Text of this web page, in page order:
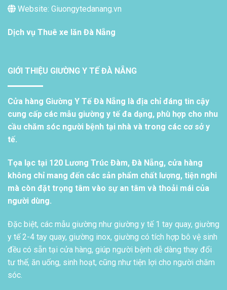
Website: Giuongytedanang.vn
Dịch vụ Thuê xe lăn Đà Nẵng
GIỚI THIỆU GIƯỜNG Y TẾ ĐÀ NẴNG
Cửa hàng Giường Y Tế Đà Nẵng là địa chỉ đáng tin cậy
cung cấp các mẫu giường y tế đa dạng, phù hợp cho nhu
cầu chăm sóc người bệnh tại nhà và trong các cơ sở y
tế.
Tọa lạc tại 120 Lương Trúc Đàm, Đà Nẵng, cửa hàng
không chỉ mang đến các sản phẩm chất lượng, tiện nghi
mà còn đặt trọng tâm vào sự an tâm và thoải mái của
người dùng.
Đặc biệt, các mẫu giường như giường y tế 1 tay quay, giường
y tế 2-4 tay quay, giường inox, giường có tích hợp bô vệ sinh
đều có sẵn tại cửa hàng, giúp người bệnh dễ dàng thay đổi
tư thế, ăn uống, sinh hoạt, cũng như tiện lợi cho người chăm
sóc.